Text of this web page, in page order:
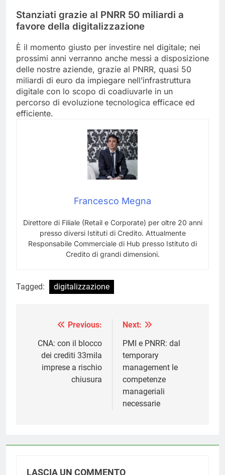
Stanziati grazie al PNRR 50 miliardi a
favore della digitalizzazione
È il momento giusto per investire nel digitale; nei
prossimi anni verranno anche messi a disposizione
delle nostre aziende, grazie al PNRR, quasi 50
miliardi di euro da impiegare nell’infrastruttura
digitale con lo scopo di coadiuvarle in un
percorso di evoluzione tecnologica efficace ed
efficiente.
Francesco Megna
Direttore di Filiale (Retail e Corporate) per oltre 20 anni
presso diversi Istituti di Credito. Attualmente
Responsabile Commerciale di Hub presso Istituto di
Credito di grandi dimensioni.
Tagged: digitalizzazione
Navigazione
articoli
Previous:
CNA: con il blocco
dei crediti 33mila
imprese a rischio
chiusura
Next:
PMI e PNRR: dal
temporary
management le
competenze
manageriali
necessarie
LASCIA UN COMMENTO